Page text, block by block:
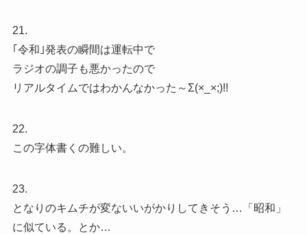
21.
｢令和｣発表の瞬間は運転中で
ラジオの調子も悪かったので
リアルタイムではわかんなかった～Σ(×_×;)!!
22.
この字体書くの難しい。
23.
となりのキムチが変ないいがかりしてきそう…「昭和」
に似ている。とか…